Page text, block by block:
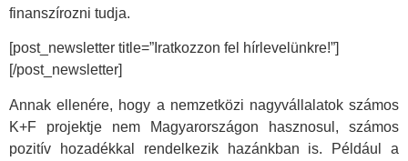
finanszírozni tudja.
[post_newsletter title=”Iratkozzon fel hírlevelünkre!”]
[/post_newsletter]
Annak ellenére, hogy a nemzetközi nagyvállalatok számos
K+F projektje nem Magyarországon hasznosul, számos
pozitív hozadékkal rendelkezik hazánkban is. Például a